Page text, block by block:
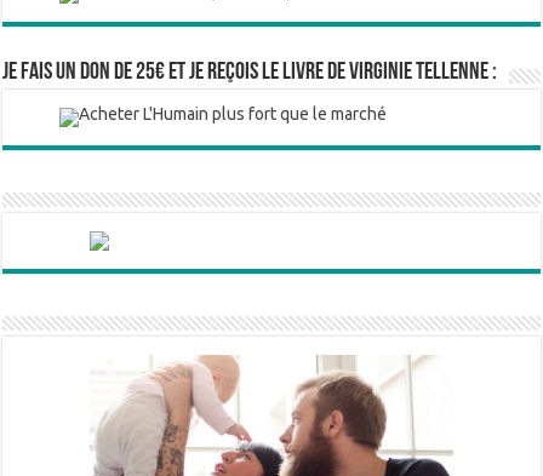
Je fais un don de 25€ et je reçois le livre de Virginie Tellenne :